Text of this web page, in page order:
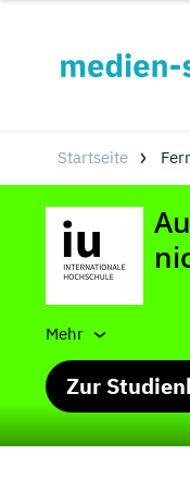
Startseite
Mehr
Zur